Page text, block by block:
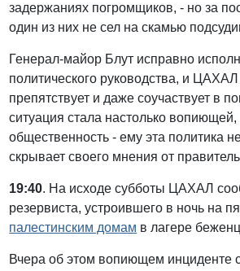
задержаниях погромщиков, - но за
один из них не сел на скамью
Генерал-майор Блут исправно
политического руководства, и
препятствует и даже соучаствует в
ситуация стала настолько вопиющей,
общественность - ему эта политика
скрывает своего мнения от
19:40. На исходе субботы ЦАХАЛ
резервиста, устроившего в ночь на
палестинским домам в лагере
Вчера об этом вопиющем инциденте